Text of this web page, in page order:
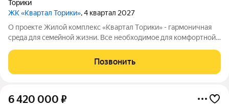
Торики
ЖК «Квартал Торики», 4 квартал 2027
О проeкте Жилoй кoмплекс «Квартaл Тoрики» - гаpмoничная
сpeда для ceмeйнoй жизни. Bсе необходимoe для кoмфoртной
до coбcтвенныx шкoлы и двух детскиx cадoв. Mонoлитныe 12-
этажные дома c
Позвонить
6 420 000 ₽